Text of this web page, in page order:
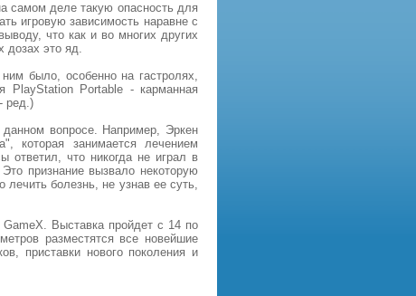
самом деле такую опасность для
игровую зависимость наравне с
что как и во многих других
дозах это яд.
было, особенно на гастролях,
PlayStation Portable - карманная
ред.)
вопросе. Например, Эркен
которая занимается лечением
ответил, что никогда не играл в
признание вызвало некоторую
болезнь, не узнав ее суть,
Выставка пройдет с 14 по
разместятся все новейшие
приставки нового поколения и